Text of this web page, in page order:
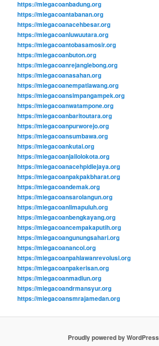
https://miegacoanbadung.org
https://miegacoantabanan.org
https://miegacoanacehbesar.org
https://miegacoanluwuutara.org
https://miegacoantobasamosir.org
https://miegacoanbuton.org
https://miegacoanrejanglebong.org
https://miegacoanasahan.org
https://miegacoanempatlawang.org
https://miegacoansimpangampek.org
https://miegacoanwatampone.org
https://miegacoanbaritoutara.org
https://miegacoanpurworejo.org
https://miegacoansumbawa.org
https://miegacoankutai.org
https://miegacoanjailolokota.org
https://miegacoanacehpidiejaya.org
https://miegacoanpakpakbharat.org
https://miegacoandemak.org
https://miegacoansarolangun.org
https://miegacoanlimapuluh.org
https://miegacoanbengkayang.org
https://miegacoancempakaputih.org
https://miegacoangunungsahari.org
https://miegacoanancol.org
https://miegacoanpahlawanrevolusi.org
https://miegacoanpakerisan.org
https://miegacoanmadiun.org
https://miegacoandrmansyur.org
https://miegacoansmrajamedan.org
Proudly powered by WordPress